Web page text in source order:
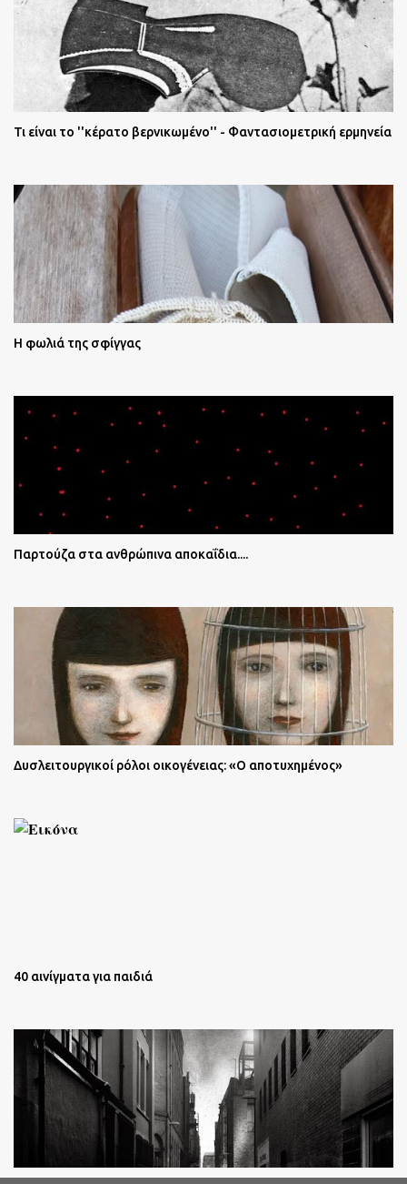
Τι είναι το ''κέρατο βερνικωμένο'' - Φαντασιομετρική ερμηνεία
Η φωλιά της σφίγγας
Παρτούζα στα ανθρώπινα αποκαΐδια....
Δυσλειτουργικοί ρόλοι οικογένειας: «Ο αποτυχημένος»
40 αινίγματα για παιδιά